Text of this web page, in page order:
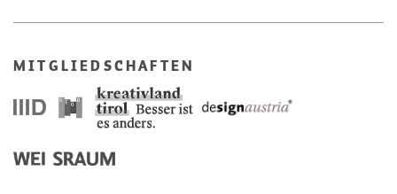
MITGLIEDSCHAFTEN